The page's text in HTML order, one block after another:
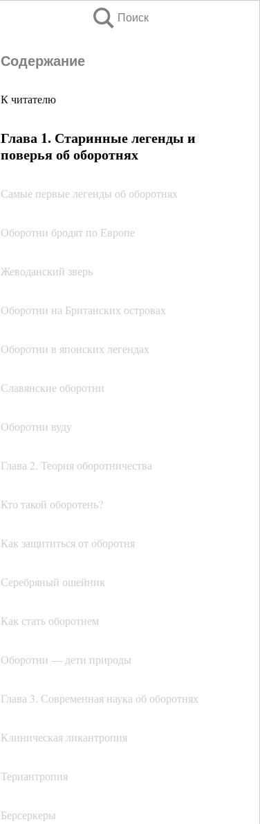
Поиск
Содержание
К читателю
Глава 1. Старинные легенды и
поверья об оборотнях
Самые первые легенды об оборотнях
Оборотни бродят по Европе
Жеводанский зверь
Оборотни на Британских островах
Оборотни в японских легендах
Славянские оборотни
Оборотни вуду
Глава 2. Теория оборотничества
Кто такой оборотень?
Как защититься от оборотня
Серебряный ошейник
Как стать оборотнем
Оборотни — дети природы
Глава 3. Современная наука об оборотнях
Клиническая ликантропия
Териантропия
Берсеркеры